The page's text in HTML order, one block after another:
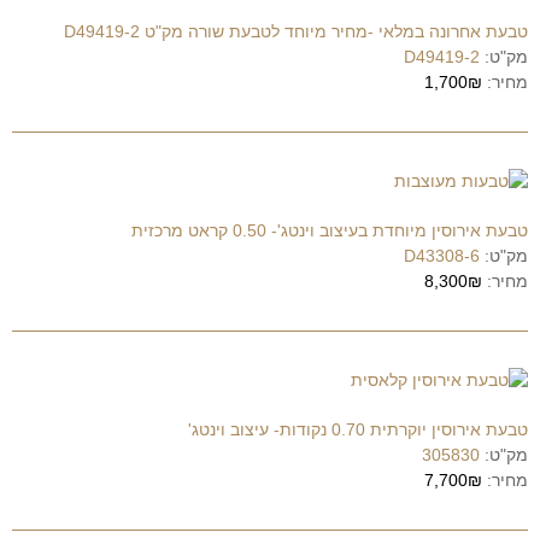
טבעת אחרונה במלאי -מחיר מיוחד לטבעת שורה מק"ט D49419-2
מק"ט: D49419-2
מחיר: 1,700₪
טבעת אירוסין מיוחדת בעיצוב וינטג'- 0.50 קראט מרכזית
מק"ט: D43308-6
מחיר: 8,300₪
טבעת אירוסין יוקרתית 0.70 נקודות- עיצוב וינטג'
מק"ט: 305830
מחיר: 7,700₪